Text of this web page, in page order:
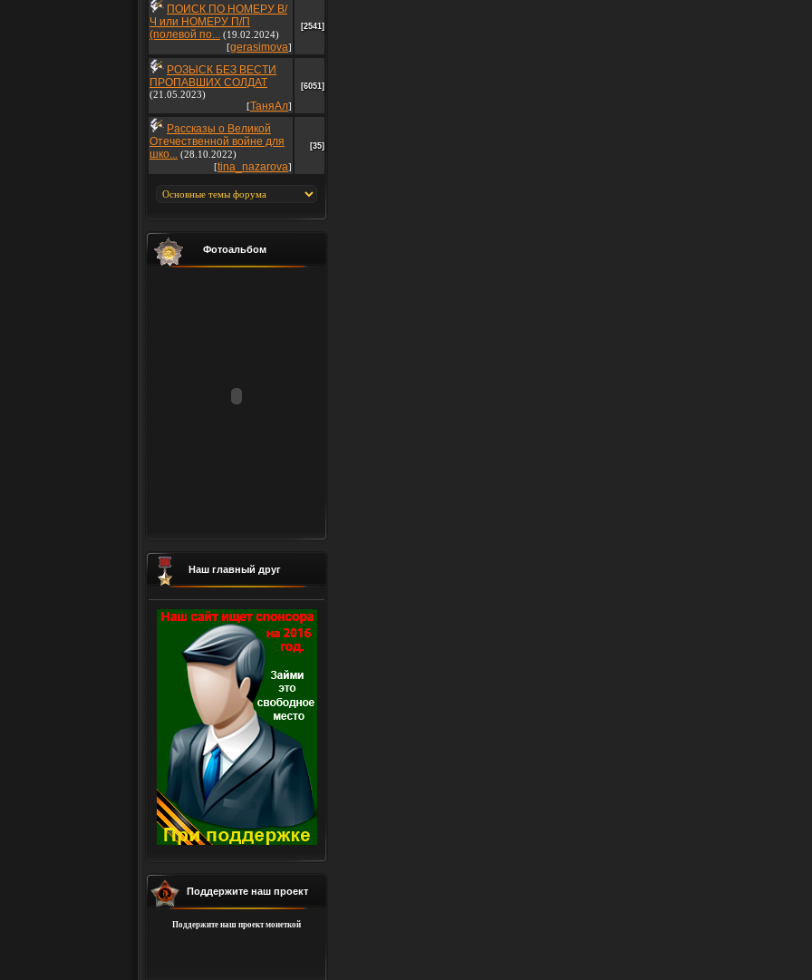
ПОИСК ПО НОМЕРУ В/
Ч или НОМЕРУ П/П
(полевой по... (19.02.2024)
[gerasimova]
[2541]
РОЗЫСК БЕЗ ВЕСТИ
ПРОПАВШИХ СОЛДАТ
(21.05.2023)
[ТаняАл]
[6051]
Рассказы о Великой
Отечественной войне для
шко... (28.10.2022)
[tina_nazarova]
[35]
Фотоальбом
Наш главный друг
Поддержите наш проект
Поддержите наш проект монеткой